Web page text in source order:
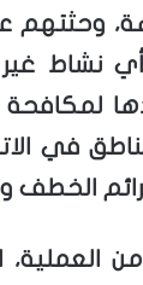
وحثتهم
أي نشاط
لمكافحة
في
الخطف